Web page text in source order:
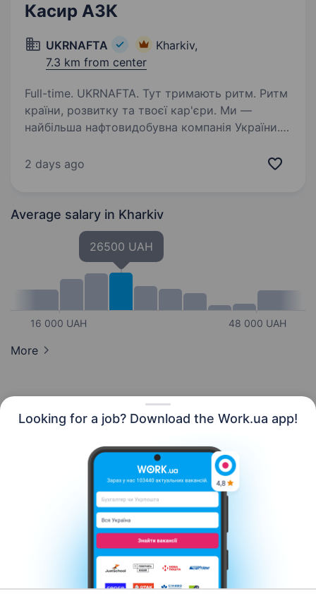
Looking for a job? Download the Work.ua app!
Касир АЗК
UKRNAFTA
Kharkiv,
7.3 km from center
Full-time. UKRNAFTA. Тут тримають ритм. Ритм
країни, розвитку та твоєї кар'єри. Ми —
найбільша нафтовидобувна компанія України.
сучасних автозаправних комплексів
2 days ago
Average salary in Kharkiv
16 000 UAH
26500 UAH
48 000 UAH
More
Contact us About us
Сareer
Help Terms of use